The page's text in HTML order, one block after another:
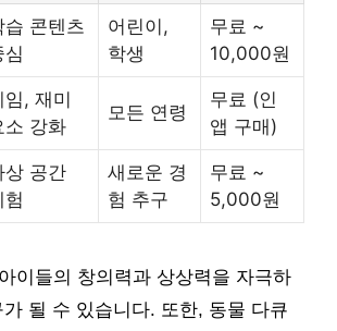
습 콘텐츠
심
어린이,
학생
무료 ~
10,000원
임, 재미
소 강화
모든 연령
무료 (인
앱 구매)
상 공간
험
새로운 경
험 추구
무료 ~
5,000원
이들의 창의력과 상상력을 자극하
될 수 있습니다. 또한, 동물 다큐